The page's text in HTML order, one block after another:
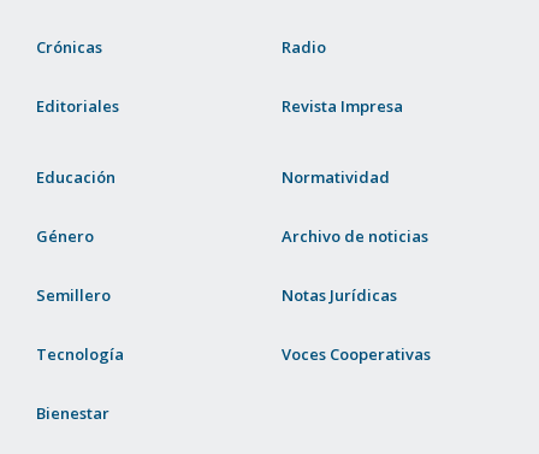
Crónicas
Editoriales
Radio
Revista Impresa
Educación
Género
Semillero
Tecnología
Bienestar
Normatividad
Archivo de noticias
Notas Jurídicas
Voces Cooperativas